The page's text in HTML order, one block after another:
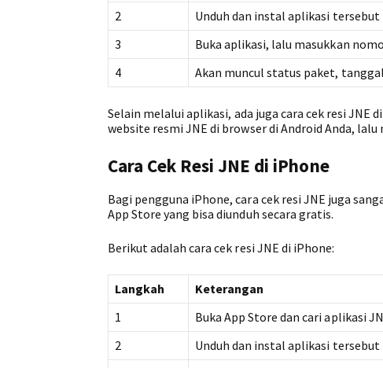
2
Unduh dan instal aplikasi tersebut
3
Buka aplikasi, lalu masukkan
4
Akan muncul status paket,
Selain melalui aplikasi, ada juga cara cek resi JNE
website resmi JNE di browser di Android Anda,
Cara Cek Resi JNE di iPhone
Bagi pengguna iPhone, cara cek resi JNE juga
App Store yang bisa diunduh secara gratis.
Berikut adalah cara cek resi JNE di iPhone:
Langkah
Keterangan
1
Buka App Store dan cari aplikasi
2
Unduh dan instal aplikasi tersebut